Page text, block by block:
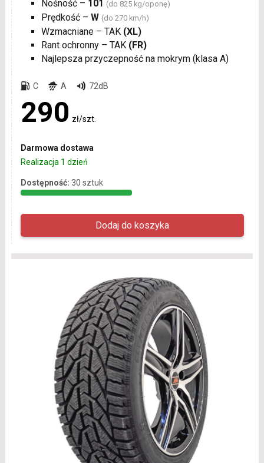
Nośność – 101 (do 825 kg/oponę)
Prędkość – W (do 270 km/h)
Wzmacniane – TAK (XL)
Rant ochronny – TAK (FR)
Najlepsza przyczepność na mokrym (klasa A)
C A 72dB
290 zł/szt.
Darmowa dostawa
Realizacja 1 dzień
Dostępność: 30 sztuk